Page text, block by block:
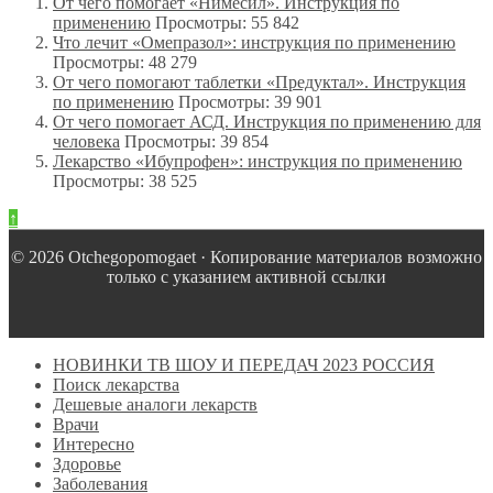
применению Просмотры: 55 842
Что лечит «Омепразол»: инструкция по применению
Просмотры: 48 279
От чего помогают таблетки «Предуктал». Инструкция
по применению Просмотры: 39 901
От чего помогает АСД. Инструкция по применению для
человека Просмотры: 39 854
Лекарство «Ибупрофен»: инструкция по применению
Просмотры: 38 525
↑
© 2026 Оtchegopomogaet · Копирование материалов возможно
только с указанием активной ссылки
НОВИНКИ ТВ ШОУ И ПЕРЕДАЧ 2023 РОССИЯ
Поиск лекарства
Дешевые аналоги лекарств
Врачи
Интересно
Здоровье
Заболевания